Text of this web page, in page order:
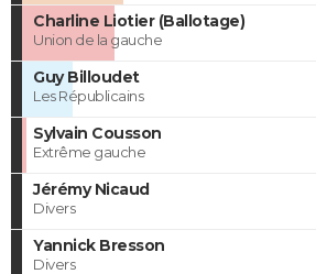
Charline Liotier (Ballotage)
Union de la gauche
Guy Billoudet
Les Républicains
Sylvain Cousson
Extrême gauche
Jérémy Nicaud
Divers
Yannick Bresson
Divers